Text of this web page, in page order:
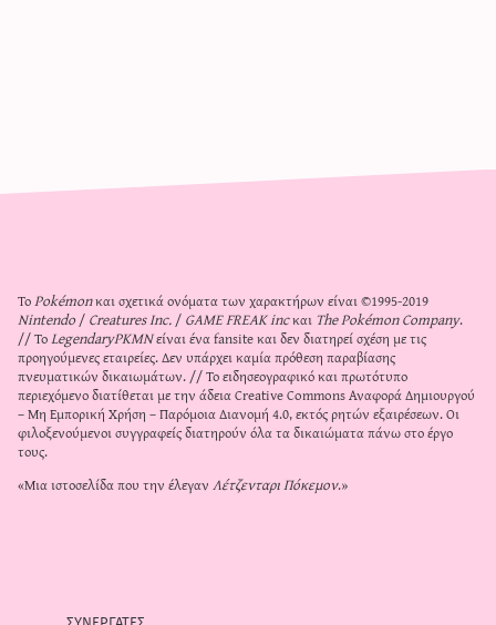
ΤοPokémonκαι σχετικά ονόματα των χαρακτήρων είναι ©1995-2019
Nintendo/Creatures Inc./GAME FREAK incκαι The Pokémon Company.
// ΤοLegendaryPKMNείναι ένα fansite και δεν διατηρεί σχέση με τις
προηγούμενες εταιρείες. Δεν υπάρχει καμία πρόθεση παραβίασης
πνευματικών δικαιωμάτων. // Το ειδησεογραφικό και πρωτότυπο
περιεχόμενο διατίθεται με την άδειαCreative Commons Αναφορά Δημιουργού
– Μη Εμπορική Χρήση – Παρόμοια Διανομή 4.0, εκτός ρητών εξαιρέσεων. Οι
φιλοξενούμενοι συγγραφείς διατηρούν όλα τα δικαιώματα πάνω στο έργο
τους.
«Μια ιστοσελίδα που την έλεγανΛέτζενταρι Πόκεμον.»